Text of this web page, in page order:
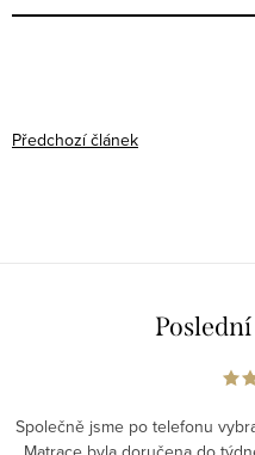
Předchozí článek
Společně jsme po telefonu